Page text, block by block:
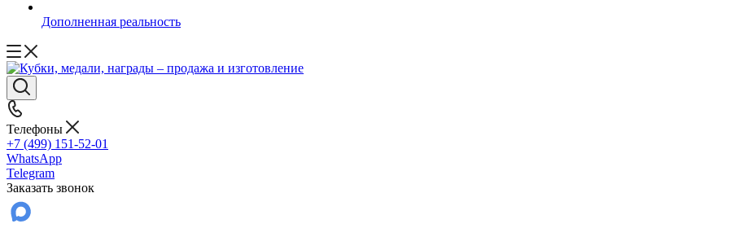
Дополненная реальность
Телефоны
+7 (499) 151-52-01
WhatsApp
Telegram
Заказать звонок